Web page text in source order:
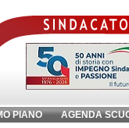
PIANO AGENDA